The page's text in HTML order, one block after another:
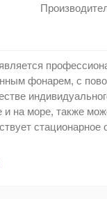
фонарем, с
на море, также
стационарное